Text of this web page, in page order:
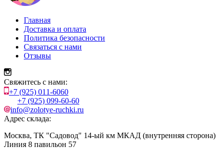
Главная
Доставка и оплата
Политика безопасности
Связаться с нами
Отзывы
Свяжитесь с нами:
+7 (925) 011-6060
+7 (925) 099-60-60
info@zolotye-ruchki.ru
Адрес склада:
Москва, ТК "Садовод" 14-ый км МКАД (внутренняя сторона)
Линия 8 павильон 57